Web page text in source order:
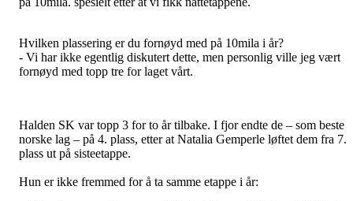
Hvilken plassering er du fornøyd med på 10mila i år?
- Vi har ikke egentlig diskutert dette, men personlig ville jeg vært
fornøyd med topp tre for laget vårt.
Halden SK var topp 3 for to år tilbake. I fjor endte de – som beste
norske lag – på 4. plass, etter at Natalia Gemperle løftet dem fra 7.
plass ut på sisteetappe.
Hun er ikke fremmed for å ta samme etappe i år: